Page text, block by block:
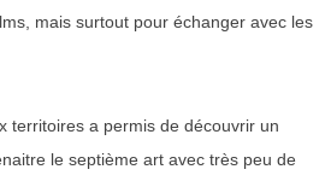
mais surtout pour échanger avec les
territoires a permis de découvrir un
le septième art avec très peu de